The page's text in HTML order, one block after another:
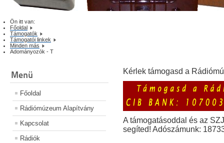
Ön itt van:
Főoldal
Támogatók
Támogatói linkek
Minden más
Adományozók - T
Menü
Főoldal
Rádiómúzeum Alapítvány
Kapcsolat
Rádiók
Kérlek támogasd a
A támogatásoddal és az
segíted! Adószámunk: